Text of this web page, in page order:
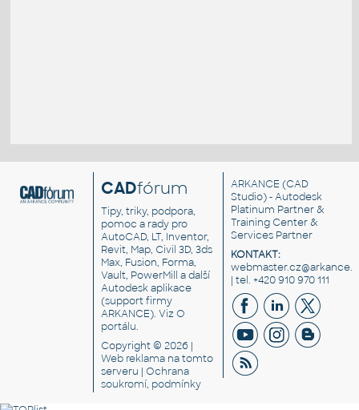
CADfórum
Tipy, triky, podpora,
pomoc a rady pro
AutoCAD, LT, Inventor,
Revit, Map, Civil 3D, 3ds
Max, Fusion, Forma,
Vault, PowerMill a další
Autodesk aplikace
(support firmy
ARKANCE). VizO
portálu.
Copyright © 2026 |
Web reklama na tomto
serveru |Ochrana
soukromí, podmínky
ARKANCE (CAD
Studio) - Autodesk
Platinum Partner &
Training Center &
Services Partner
KONTAKT:
| tel. +420 910 970 111